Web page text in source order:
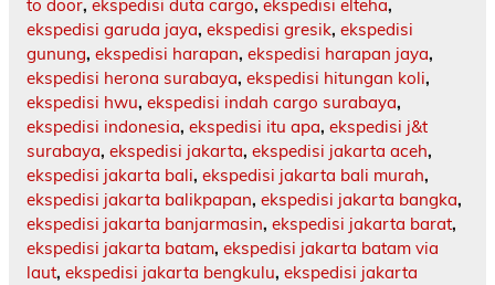
to door, ekspedisi duta cargo, ekspedisi elteha,
ekspedisi garuda jaya, ekspedisi gresik, ekspedisi
gunung, ekspedisi harapan, ekspedisi harapan jaya,
ekspedisi herona surabaya, ekspedisi hitungan koli,
ekspedisi hwu, ekspedisi indah cargo surabaya,
ekspedisi indonesia, ekspedisi itu apa, ekspedisi j&t
surabaya, ekspedisi jakarta, ekspedisi jakarta aceh,
ekspedisi jakarta bali, ekspedisi jakarta bali murah,
ekspedisi jakarta balikpapan, ekspedisi jakarta bangka,
ekspedisi jakarta banjarmasin, ekspedisi jakarta barat,
ekspedisi jakarta batam, ekspedisi jakarta batam via
laut, ekspedisi jakarta bengkulu, ekspedisi jakarta